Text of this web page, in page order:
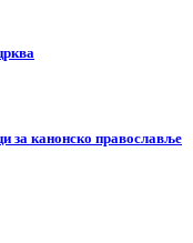
за канонско православље